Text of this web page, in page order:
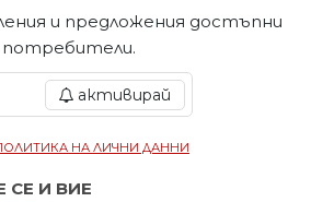
и предложения достъпни
потребители.
активирай
НА ЛИЧНИ ДАННИ
СЕ И ВИЕ